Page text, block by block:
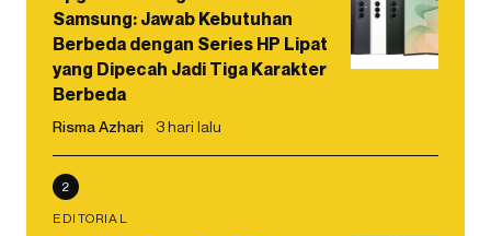
Samsung: Jawab Kebutuhan
Berbeda dengan Series HP Lipat
yang Dipecah Jadi Tiga Karakter
Berbeda
Risma Azhari 3 hari lalu
2
EDITORIAL